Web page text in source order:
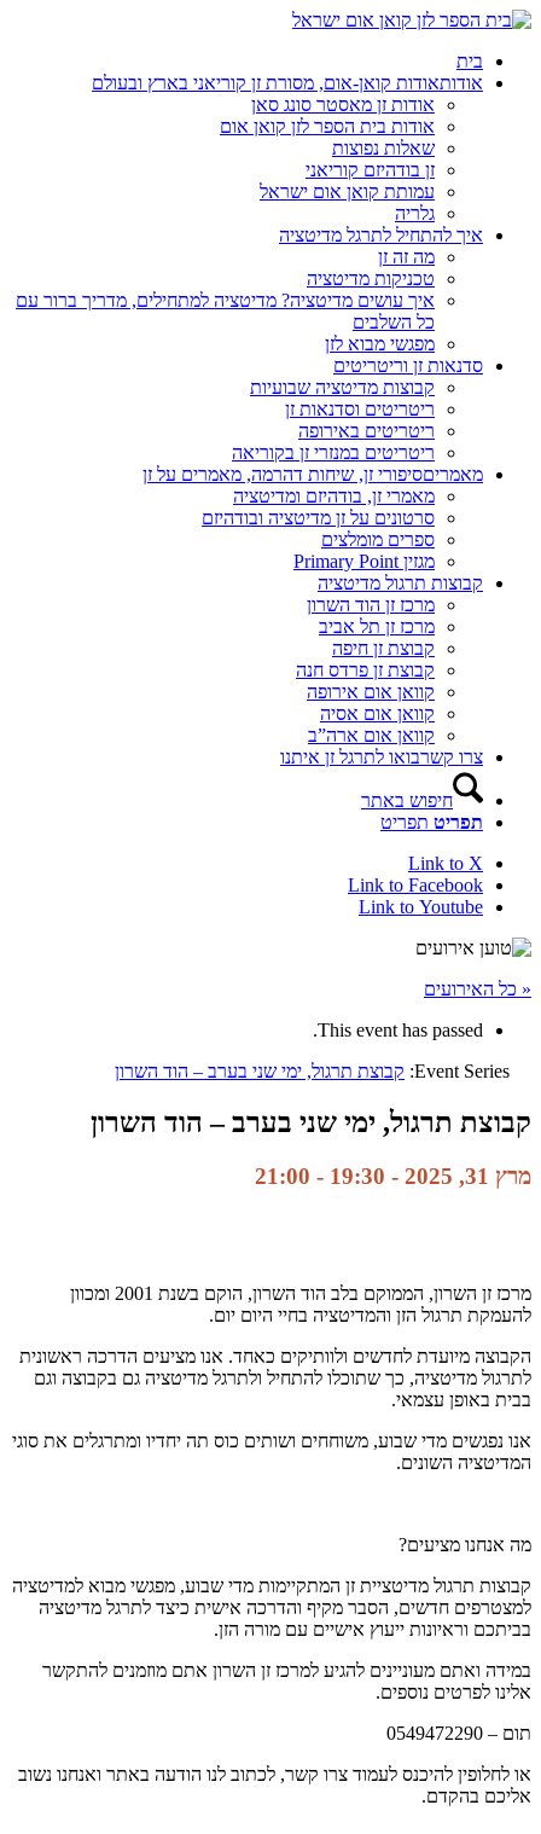
בית
אודותאודות קואן-אום, מסורת זן קוריאני בארץ ובעולם
אודות זן מאסטר סונג סאן
אודות בית הספר לזן קואן אום
שאלות נפוצות
זן בודהיזם קוריאני
עמותת קואן אום ישראל
גלריה
איך להתחיל לתרגל מדיטציה
מה זה זן
טכניקות מדיטציה
איך עושים מדיטציה? מדיטציה למתחילים, מדריך ברור עם
כל השלבים
מפגשי מבוא לזן
סדנאות זן וריטריטים
קבוצות מדיטציה שבועיות
ריטריטים וסדנאות זן
ריטריטים באירופה
ריטריטים במנזרי זן בקוריאה
מאמריםסיפורי זן, שיחות דהרמה, מאמרים על זן
מאמרי זן, בודהיזם ומדיטציה
סרטונים על זן מדיטציה ובודהיזם
ספרים מומלצים
מגזין Primary Point
קבוצות תרגול מדיטציה
מרכז זן הוד השרון
מרכז זן תל אביב
קבוצת זן חיפה
קבוצת זן פרדס חנה
קוואן אום אירופה
קוואן אום אסיה
קוואן אום ארה”ב
צרו קשרבואו לתרגל זן איתנו
חיפוש באתר
תפריט תפריט
Link to X
Link to Facebook
Link to Youtube
« כל האירועים
This event has passed.
Event Series: קבוצת תרגול, ימי שני בערב – הוד השרון
קבוצת תרגול, ימי שני בערב – הוד השרון
מרץ 31, 2025 - 19:30 -
21:00
מרכז זן השרון, הממוקם בלב הוד השרון, הוקם בשנת 2001 ומכוון
להעמקת תרגול הזן והמדיטציה בחיי היום יום.
הקבוצה מיועדת לחדשים ולוותיקים כאחד. אנו מציעים הדרכה ראשונית
לתרגול מדיטציה, כך שתוכלו להתחיל ולתרגל מדיטציה גם בקבוצה וגם
בבית באופן עצמאי.
אנו נפגשים מדי שבוע, משוחחים ושותים כוס תה יחדיו ומתרגלים את סוגי
המדיטציה השונים.
מה אנחנו מציעים?
בביתכם וראיונות ייעוץ אישיים עם מורה הזן.
אלינו לפרטים נוספים.
תום – 0549472290
אליכם בהקדם.